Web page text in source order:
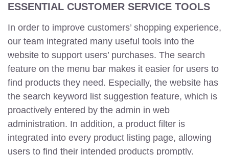
ESSENTIAL CUSTOMER SERVICE TOOLS
In order to improve customers’ shopping experience,
our team integrated many useful tools into the
website to support users’ purchases. The search
feature on the menu bar makes it easier for users to
find products they need. Especially, the website has
the search keyword list suggestion feature, which is
proactively entered by the admin in web
administration. In addition, a product filter is
integrated into every product listing page, allowing
users to find their intended products promptly.